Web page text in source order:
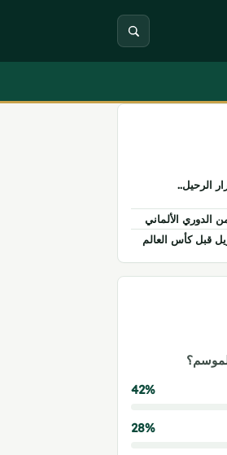
الرحيل..
الدوري الألماني
قبل كأس العالم
42%
28%